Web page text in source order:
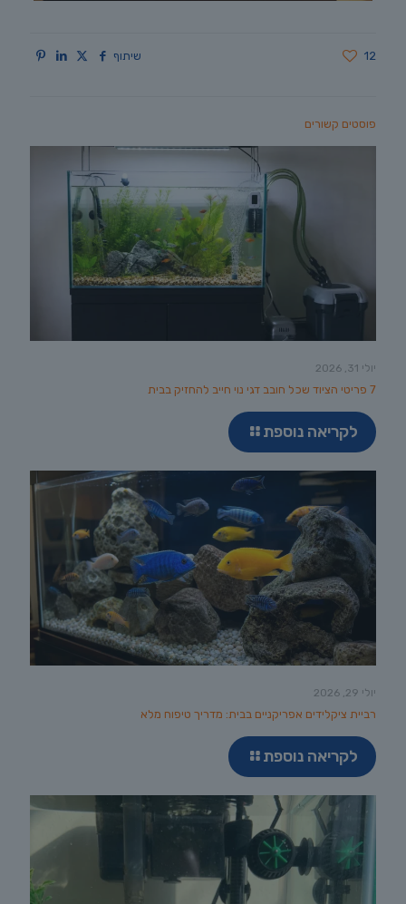
שיתוף 12
פוסטים קשורים
יולי 31, 2026
7 פריטי הציוד שכל חובב דגי נוי חייב להחזיק בבית
לקריאה נוספת
יולי 29, 2026
רביית ציקלידים אפריקניים בבית: מדריך טיפוח מלא
לקריאה נוספת